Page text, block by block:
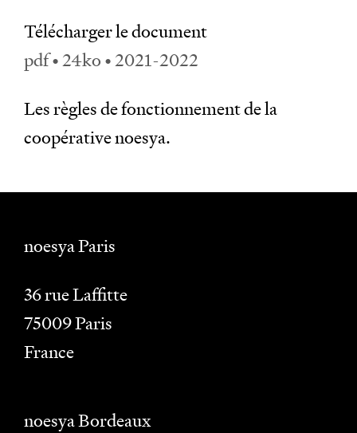
Télécharger le document
pdf • 24ko • 2021-2022
Les règles de fonctionnement de la
coopérative noesya.
noesya Paris
36 rue Laffitte
75009Paris
France
noesya Bordeaux